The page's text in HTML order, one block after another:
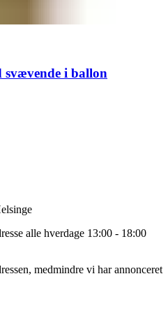
svævende i ballon
alle hverdage 13:00 - 18:00
medmindre vi har annonceret